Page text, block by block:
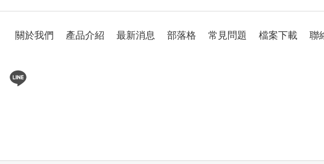
關於我們 產品介紹 最新消息 部落格 常見問題 檔案下載 聯